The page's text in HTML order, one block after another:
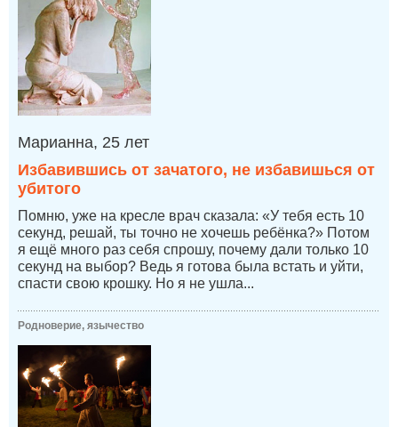
Марианна, 25 лет
Избавившись от зачатого, не избавишься от
убитого
Помню, уже на кресле врач сказала: «У тебя есть 10
секунд, решай, ты точно не хочешь ребёнка?» Потом
я ещё много раз себя спрошу, почему дали только 10
секунд на выбор? Ведь я готова была встать и уйти,
спасти свою крошку. Но я не ушла...
Родноверие, язычество